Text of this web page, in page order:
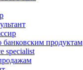
банковским продуктам
specialist